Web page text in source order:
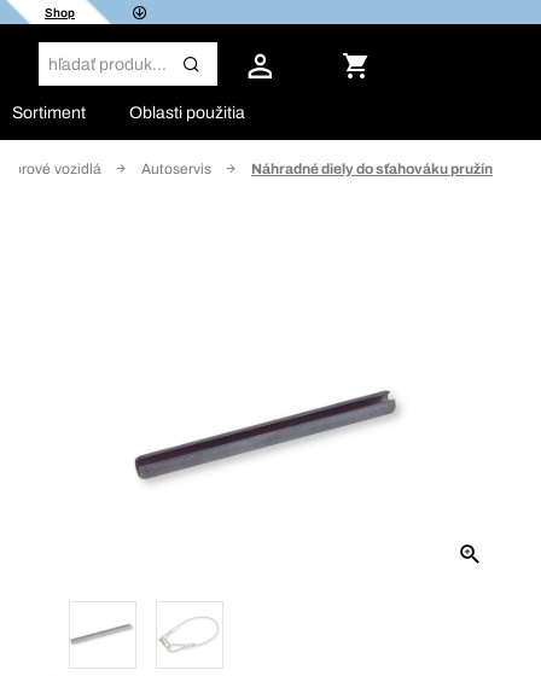
Shop
Sortiment Oblasti použitia
vozidlá Autoservis Náhradné diely do sťahováku pružín